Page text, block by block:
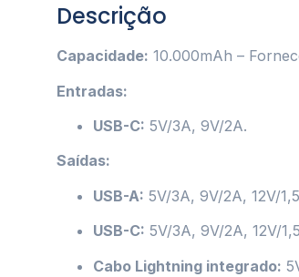
Descrição
Capacidade: 10.000mAh –
Entradas:
USB-C: 5V/3A, 9V/2A.
Saídas:
USB-A: 5V/3A, 9V/2A, 12V/
USB-C: 5V/3A, 9V/2A, 12V/
Cabo Lightning integrado: